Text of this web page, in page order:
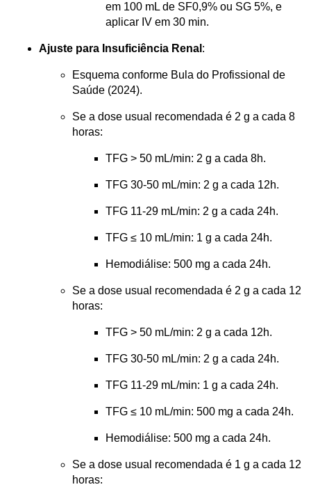
em 100 mL de SF0,9% ou SG 5%, e
aplicar IV em 30 min.
Ajuste para Insuficiência Renal :
Esquema conforme Bula do Profissional de
Saúde (2024).
Se a dose usual recomendada é 2 g a cada 8
horas:
TFG > 50 mL/min: 2 g a cada 8h.
TFG 30-50 mL/min: 2 g a cada 12h.
TFG 11-29 mL/min: 2 g a cada 24h.
TFG ≤ 10 mL/min: 1 g a cada 24h.
Hemodiálise: 500 mg a cada 24h.
Se a dose usual recomendada é 2 g a cada 12
horas:
TFG > 50 mL/min: 2 g a cada 12h.
TFG 30-50 mL/min: 2 g a cada 24h.
TFG 11-29 mL/min: 1 g a cada 24h.
TFG ≤ 10 mL/min: 500 mg a cada 24h.
Hemodiálise: 500 mg a cada 24h.
Se a dose usual recomendada é 1 g a cada 12
horas: